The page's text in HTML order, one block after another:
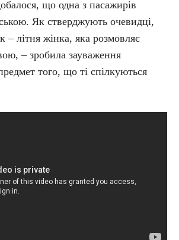
що одна з пасажирів
Як стверджують очевидці,
– літня жінка, яка розмовляє
– зробила зауваження
того, що ті спілкуються